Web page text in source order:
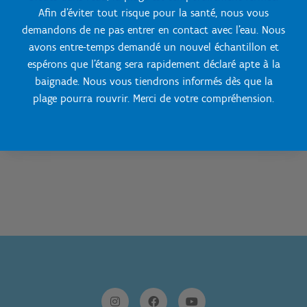
Afin d'éviter tout risque pour la santé, nous vous
demandons de ne pas entrer en contact avec l'eau. Nous
avons entre-temps demandé un nouvel échantillon et
espérons que l'étang sera rapidement déclaré apte à la
baignade. Nous vous tiendrons informés dès que la
plage pourra rouvrir. Merci de votre compréhension.
Sport Vlaanderen Hofstade
Contactez nous:
015/618 360